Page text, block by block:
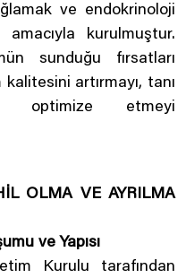
ve endokrinoloji
kurulmuştur.
sunduğu fırsatları
artırmayı, tanı
optimize etmeyi
OLMA VE AYRILMA
ve Yapısı
Kurulu tarafından